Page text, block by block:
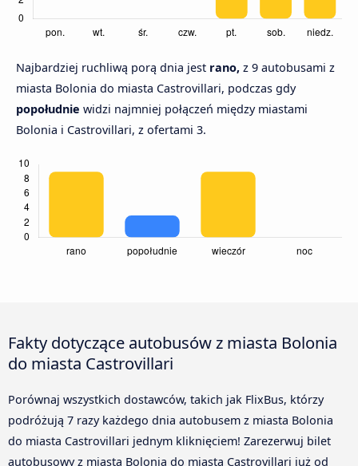
Najbardziej ruchliwą porą dnia jest rano, z 9 autobusami z
miasta Bolonia do miasta Castrovillari, podczas gdy
popołudnie widzi najmniej połączeń między miastami
Bolonia i Castrovillari, z ofertami 3.
Fakty dotyczące autobusów z miasta Bolonia
do miasta Castrovillari
Porównaj wszystkich dostawców, takich jak FlixBus, którzy
podróżują 7 razy każdego dnia autobusem z miasta Bolonia
do miasta Castrovillari jednym kliknięciem! Zarezerwuj bilet
autobusowy z miasta Bolonia do miasta Castrovillari już od